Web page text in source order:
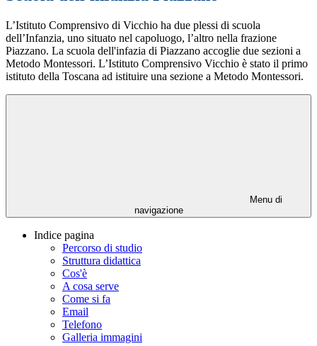
L’Istituto Comprensivo di Vicchio ha due plessi di scuola
dell’Infanzia, uno situato nel capoluogo, l’altro nella frazione
Piazzano. La scuola dell'infazia di Piazzano accoglie due sezioni a
Metodo Montessori. L’Istituto Comprensivo Vicchio è stato il primo
istituto della Toscana ad istituire una sezione a Metodo Montessori.
Menu di
navigazione
Indice pagina
Percorso di studio
Struttura didattica
Cos'è
A cosa serve
Come si fa
Email
Telefono
Galleria immagini